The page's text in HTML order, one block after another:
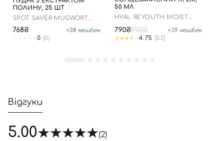
ПОЛИНУ, 25 ШТ
SPOT SAVER MUGWORT
768₴ +38 кешбек
0 (0)
50 МЛ
HYAL REYOUTH MOIST
790₴990₴ +39 кешбек
4.75 (52)
Відгуки
5.00 (2)